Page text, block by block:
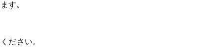
す。
ださい。